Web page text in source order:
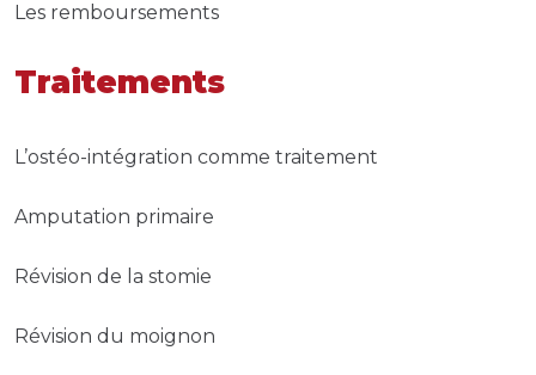
Les remboursements
Traitements
L’ostéo-intégration comme traitement
Amputation primaire
Révision de la stomie
Révision du moignon